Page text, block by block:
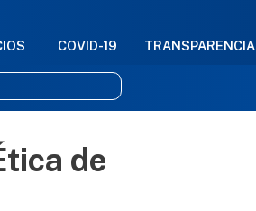
Pasar al contenido principal
COVID-19 TRANSPARENCIA
de